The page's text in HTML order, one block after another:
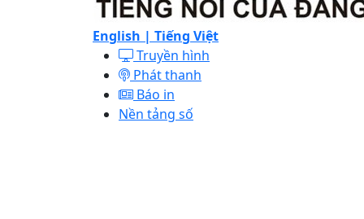
English | Tiếng Việt
Truyền hình
Phát thanh
Báo in
Nền tảng số